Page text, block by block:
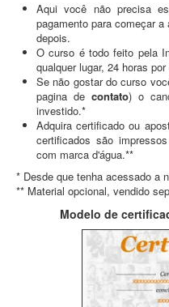
Aqui você não precisa
pagamento para começar
depois.
O curso é todo feito pela
qualquer lugar, 24 horas
Se não gostar do curso
pagina de contato) o
investido.*
Adquira certificado ou
certificados são
com marca d'água.**
* Desde que tenha acessado a
** Material opcional, vendido
Modelo de